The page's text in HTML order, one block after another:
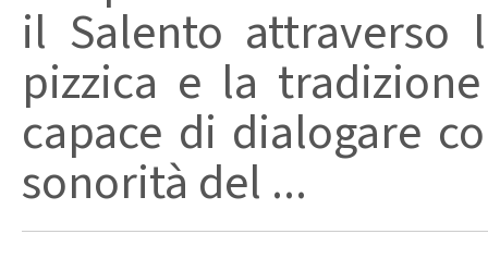
il Salento attraverso
pizzica e la
capace di dialogare
sonorità del ...